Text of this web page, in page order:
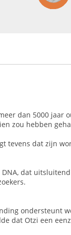
dan 5000 jaar
zou hebben
tevens dat zijn
dat
ondersteunt
dat Otzi een